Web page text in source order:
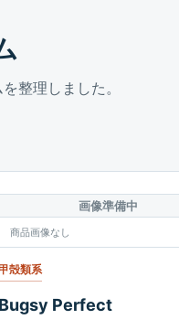
整理しました。
画像準備中
商品画像なし
殻類系
Bugsy Perfect